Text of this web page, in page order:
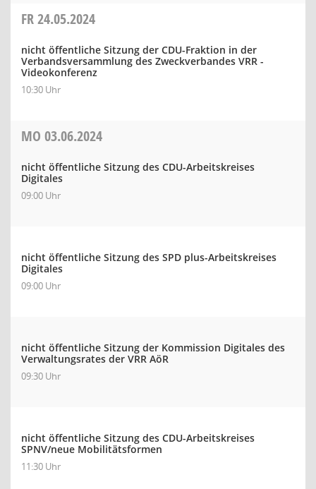
FR24.05.2024
nicht öffentliche Sitzung der CDU-Fraktion in der
Verbandsversammlung des Zweckverbandes VRR -
Videokonferenz
10:30 Uhr
MO 03.06.2024
nicht öffentliche Sitzung des CDU-Arbeitskreises
Digitales
09:00 Uhr
nicht öffentliche Sitzung des SPD plus-Arbeitskreises
Digitales
09:00 Uhr
nicht öffentliche Sitzung der Kommission Digitales des
Verwaltungsrates der VRR AöR
09:30 Uhr
nicht öffentliche Sitzung des CDU-Arbeitskreises
SPNV/neue Mobilitätsformen
11:30 Uhr